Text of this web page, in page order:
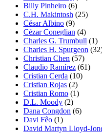
Billy Pinheiro (6)
C.H. Makintosh (25)
César Albino (9)
Cézar Coneglian (4)
Charles G. Trumbull (1)
Charles H. Spurgeon
Christian Chen (57)
Claudio Ramírez (61)
Cristian Cerda (10)
Cristian Rojas (2)
Cristian Romo (1)
D.L. Moody (2)
Dana Congdon (6)
Davi Fêo (1)
David Martyn Lloyd-